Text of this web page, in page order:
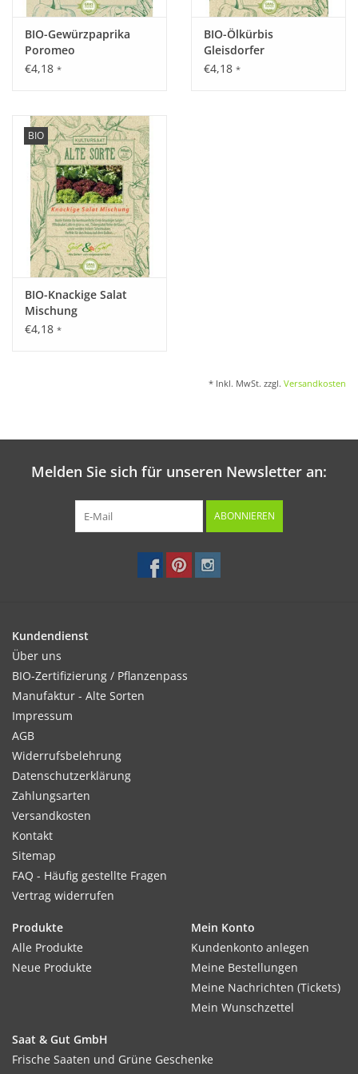
Inhalt:
20 g
BIO-Gewürzpaprika
Poromeo
€4,18 *
BIO-Ölkürbis
Gleisdorfer
€4,18 *
BIO
BIO-Knackige Salat
Mischung
€4,18 *
* Inkl. MwSt. zzgl. Versandkosten
Melden Sie sich für unseren Newsletter an:
ABONNIEREN
Kundendienst
Über uns
BIO-Zertifizierung / Pflanzenpass
Manufaktur - Alte Sorten
Impressum
AGB
Widerrufsbelehrung
Datenschutzerklärung
Zahlungsarten
Versandkosten
Kontakt
Sitemap
FAQ - Häufig gestellte Fragen
Vertrag widerrufen
Produkte
Alle Produkte
Neue Produkte
Mein Konto
Kundenkonto anlegen
Meine Bestellungen
Meine Nachrichten (Tickets)
Mein Wunschzettel
Saat & Gut GmbH
Frische Saaten und Grüne Geschenke